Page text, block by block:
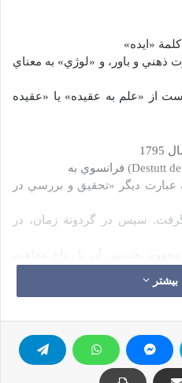
«ايده»
ذهني و باور، و «لوژي» به معناي
از «علم به عقيده» يا «عقيده
Destutt) فرانسوي به
عبارت ديگر «تحقيق و بررسي در
سپس در گردونة زمان، در
و ارزيابانة محققان و انديشه
بیشتر